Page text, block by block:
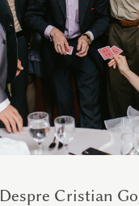
Despre Cristian